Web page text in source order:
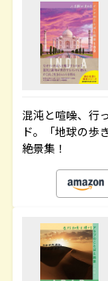
混沌と喧噪、行
ド。「地球の歩
絶景集！